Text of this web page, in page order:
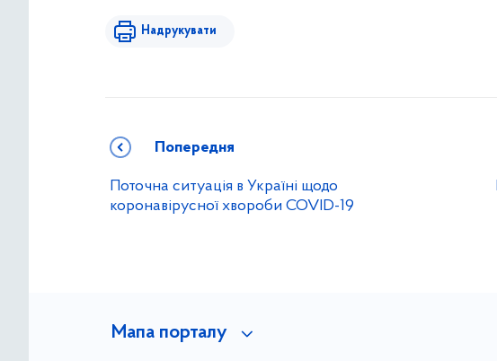
Надрукувати
Попередня
Поточна ситуація в Україні щодо
коронавірусної хвороби COVID-19
Мапа порталу